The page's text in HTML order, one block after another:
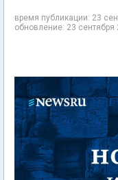
время публикации: 23
обновление: 23 сентября